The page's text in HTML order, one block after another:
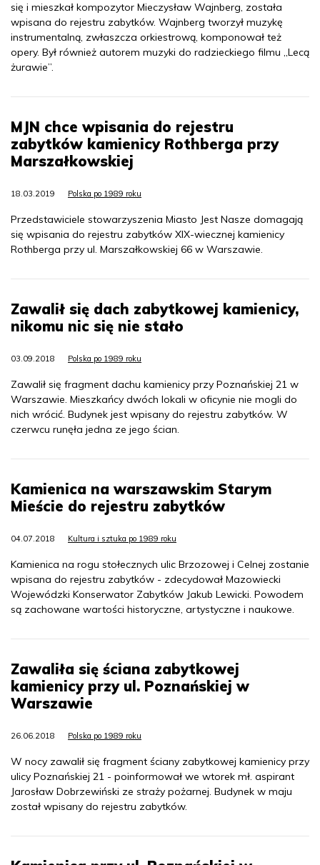
się i mieszkał kompozytor Mieczysław Wajnberg, została
wpisana do rejestru zabytków. Wajnberg tworzył muzykę
instrumentalną, zwłaszcza orkiestrową, komponował też
opery. Był również autorem muzyki do radzieckiego filmu „Lecą
żurawie”.
MJN chce wpisania do rejestru
zabytków kamienicy Rothberga przy
Marszałkowskiej
18.03.2019 Polska po 1989 roku
Przedstawiciele stowarzyszenia Miasto Jest Nasze domagają
się wpisania do rejestru zabytków XIX-wiecznej kamienicy
Rothberga przy ul. Marszałkowskiej 66 w Warszawie.
Zawalił się dach zabytkowej kamienicy,
nikomu nic się nie stało
03.09.2018 Polska po 1989 roku
Zawalił się fragment dachu kamienicy przy Poznańskiej 21 w
Warszawie. Mieszkańcy dwóch lokali w oficynie nie mogli do
nich wrócić. Budynek jest wpisany do rejestru zabytków. W
czerwcu runęła jedna ze jego ścian.
Kamienica na warszawskim Starym
Mieście do rejestru zabytków
04.07.2018 Kultura i sztuka po 1989 roku
Kamienica na rogu stołecznych ulic Brzozowej i Celnej zostanie
wpisana do rejestru zabytków - zdecydował Mazowiecki
Wojewódzki Konserwator Zabytków Jakub Lewicki. Powodem
są zachowane wartości historyczne, artystyczne i naukowe.
Zawaliła się ściana zabytkowej
kamienicy przy ul. Poznańskiej w
Warszawie
26.06.2018 Polska po 1989 roku
W nocy zawalił się fragment ściany zabytkowej kamienicy przy
ulicy Poznańskiej 21 - poinformował we wtorek mł. aspirant
Jarosław Dobrzewiński ze straży pożarnej. Budynek w maju
został wpisany do rejestru zabytków.